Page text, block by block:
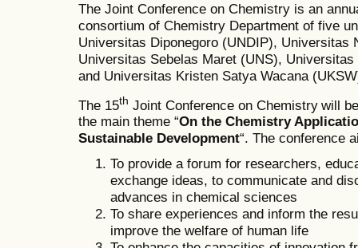
The Joint Conference on Chemistry is an
consortium of Chemistry Department of five
Universitas Diponegoro (UNDIP), Universitas
Universitas Sebelas Maret (UNS),
and Universitas Kristen Satya Wacana
The 15th Joint Conference on Chemistry will
the main theme “On the Chemistry
Sustainable Development“. The conference
To provide a forum for researchers,
exchange ideas, to communicate and
advances in chemical sciences
To share experiences and inform the
improve the welfare of human life